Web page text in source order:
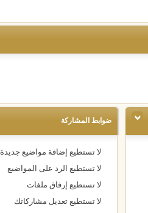
ضوابط المشاركة
لا تستطيع إضافة مواضيع جديدة
لا تستطيع الرد على المواضيع
لا تستطيع إرفاق ملفات
لا تستطيع تعديل مشاركاتك